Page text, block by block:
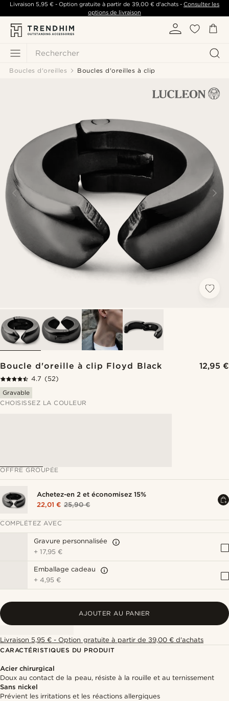
Rechercher
Livraison 5,95 €- Option gratuite à partir de 39,00 €d'achats -Consulter les
options de livraison
Boucles d'oreilles Boucles d'oreilles à clip
Boucle d'oreille à clip Floyd Black 12,95 €
4.7 (52)
Gravable
CHOISISSEZ LA COULEUR
OFFRE GROUPÉE
Achetez-en 2 et économisez 15%
22,01 € 25,90 €
COMPLÉTEZ AVEC
Gravure personnalisée
+17,95 €
Emballage cadeau
+4,95 €
AJOUTER AU PANIER
Livraison 5,95 € - Option gratuite à partir de 39,00 € d'achats
CARACTÉRISTIQUES DU PRODUIT
Acier chirurgical
Doux au contact de la peau, résiste à la rouille et au ternissement
Sans nickel
Prévient les irritations et les réactions allergiques